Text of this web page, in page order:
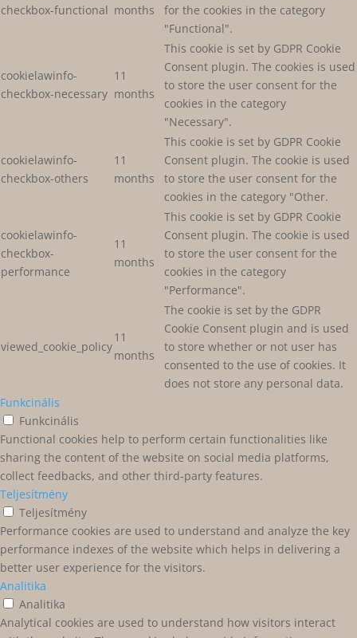
checkbox-functional months
for the cookies in the category
"Functional".
cookielawinfo-
checkbox-necessary
11
months
This cookie is set by GDPR Cookie
Consent plugin. The cookies is used
to store the user consent for the
cookies in the category
"Necessary".
cookielawinfo-
checkbox-others
11
months
This cookie is set by GDPR Cookie
Consent plugin. The cookie is used
to store the user consent for the
cookies in the category "Other.
cookielawinfo-
checkbox-
performance
11
months
This cookie is set by GDPR Cookie
Consent plugin. The cookie is used
to store the user consent for the
cookies in the category
"Performance".
viewed_cookie_policy
11
months
The cookie is set by the GDPR
Cookie Consent plugin and is used
to store whether or not user has
consented to the use of cookies. It
does not store any personal data.
Funkcinális
Funkcinális
Functional cookies help to perform certain functionalities like
sharing the content of the website on social media platforms,
collect feedbacks, and other third-party features.
Teljesítmény
Teljesítmény
Performance cookies are used to understand and analyze the key
performance indexes of the website which helps in delivering a
better user experience for the visitors.
Analitika
Analitika
Analytical cookies are used to understand how visitors interact